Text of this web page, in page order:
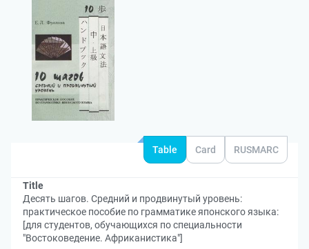
Table Card RUSMARC
Title
Десять шагов. Средний и продвинутый уровень:
практическое пособие по грамматике японского языка:
[для студентов, обучающихся по специальности
"Востоковедение. Африканистика"]